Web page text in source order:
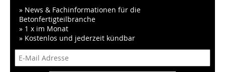
» News & Fachinformationen für die
Betonfertigteilbranche
» 1 x im Monat
» Kostenlos und jederzeit kündbar